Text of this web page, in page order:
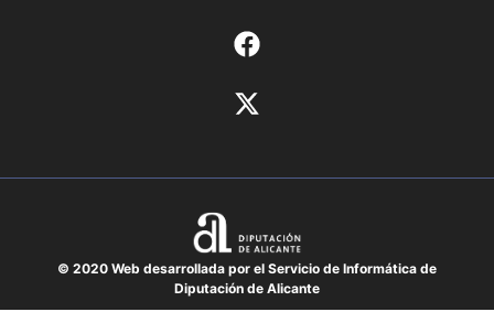
© 2020 Web desarrollada por el Servicio de Informática de
Diputación de Alicante